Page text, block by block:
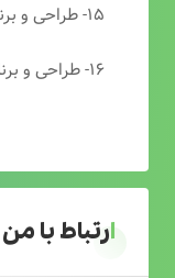
۱۵- طراحی و برنامه نویسی فروشگاه انلاین رفاهی تیکت
۱۶- طراحی و برنامه نویسی پورتال مددکاری خیریه حضرت ابوالفضل (ع)
ارتباط با من